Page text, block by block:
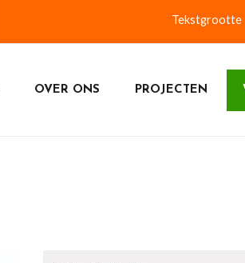
Tekstgrootte
OVER ONS PROJECTEN